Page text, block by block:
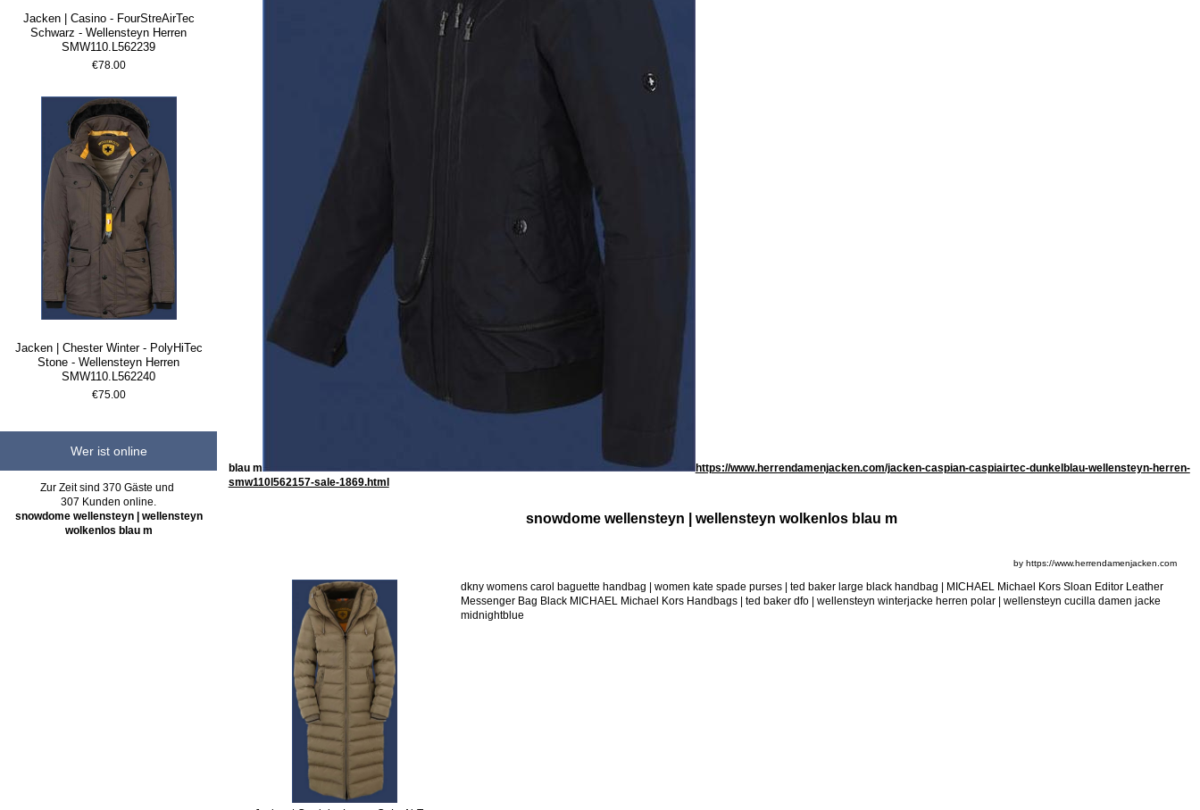
Jacken | Casino - FourStreAirTec
Schwarz - Wellensteyn Herren
SMW110.L562239
€78.00
Jacken | Chester Winter - PolyHiTec
Stone - Wellensteyn Herren
SMW110.L562240
€75.00
Wer ist online
Zur Zeit sind 370 Gäste und
307 Kunden online.
snowdome wellensteyn | wellensteyn
wolkenlos blau m
blau m
https://www.herrendamenjacken.com/jacken-caspian-caspiairtec-dunkelblau-wellensteyn-herren-
smw110l562157-sale-1869.html
snowdome wellensteyn | wellensteyn wolkenlos blau m
by https://www.herrendamenjacken.com
dkny womens carol baguette handbag | women kate spade purses | ted baker large black handbag | MICHAEL Michael Kors Sloan Editor Leather
Messenger Bag Black MICHAEL Michael Kors Handbags | ted baker dfo | wellensteyn winterjacke herren polar | wellensteyn cucilla damen jacke
midnightblue